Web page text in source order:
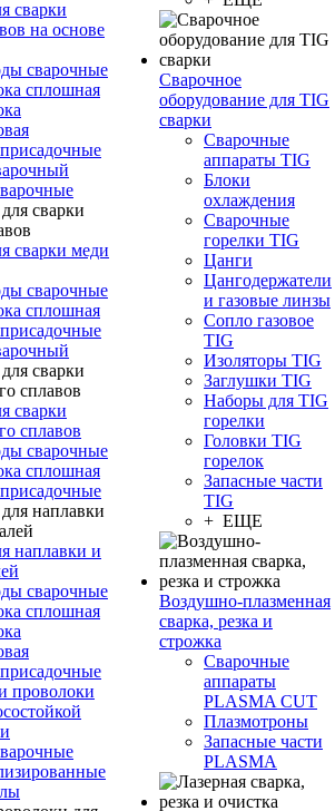
сварки
на основе
сварочные
сплошная
сварки меди
сварочные
сплошная
сварки
сплавов
сварочные
сплошная
наплавки и
сварочные
сплошная
проволоки
Сварочное
оборудование для TIG
сварки
Сварочные
аппараты TIG
Блоки
охлаждения
Сварочные
горелки TIG
Цанги
Цангодержатели
и газовые линзы
Сопло газовое
TIG
Изоляторы TIG
Заглушки TIG
Наборы для TIG
горелки
Головки TIG
горелок
Запасные части
TIG
+ ЕЩЕ
Воздушно-плазменная
сварка, резка и
строжка
Сварочные
аппараты
PLASMA CUT
Плазмотроны
Запасные части
PLASMA